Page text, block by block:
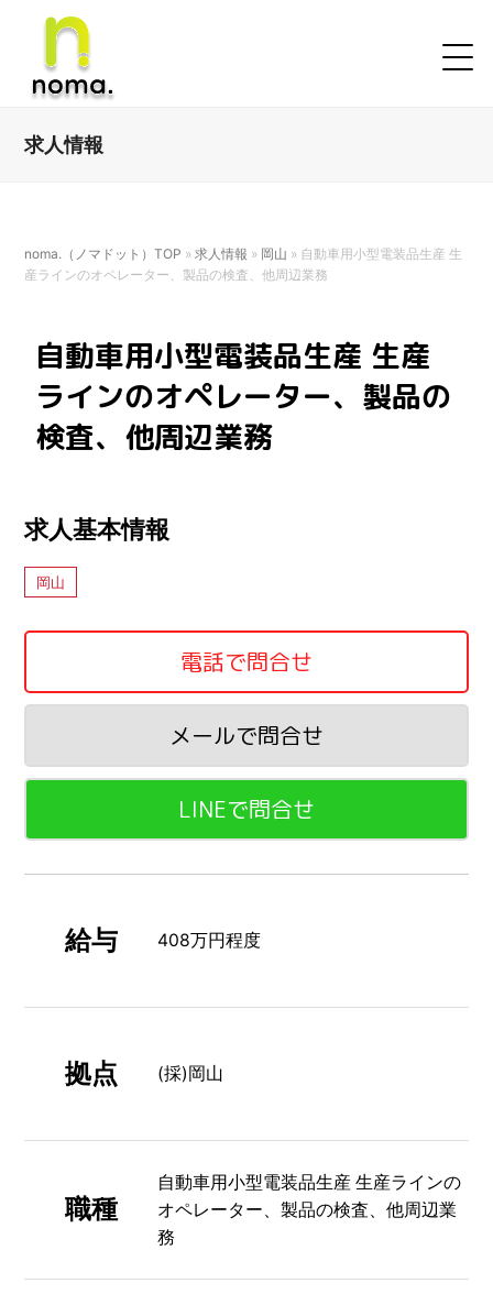
求人情報
noma.（ノマドット）TOP »求人情報 » 岡山 » 自動車用小型電装品生産 生
産ラインのオペレーター、製品の検査、他周辺業務
自動車用小型電装品生産 生産
ラインのオペレーター、製品の
検査、他周辺業務
求人基本情報
岡山
電話で問合せ
メールで問合せ
LINEで問合せ
給与 408万円程度
拠点 (採)岡山
職種
自動車用小型電装品生産 生産ラインの
オペレーター、製品の検査、他周辺業
務